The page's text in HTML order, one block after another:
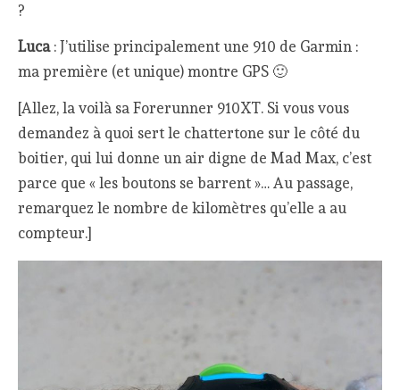
?
Luca : J’utilise principalement une 910 de Garmin :
ma première (et unique) montre GPS 🙂
[Allez, la voilà sa Forerunner 910XT. Si vous vous
demandez à quoi sert le chattertone sur le côté du
boitier, qui lui donne un air digne de Mad Max, c’est
parce que « les boutons se barrent »… Au passage,
remarquez le nombre de kilomètres qu’elle a au
compteur.]